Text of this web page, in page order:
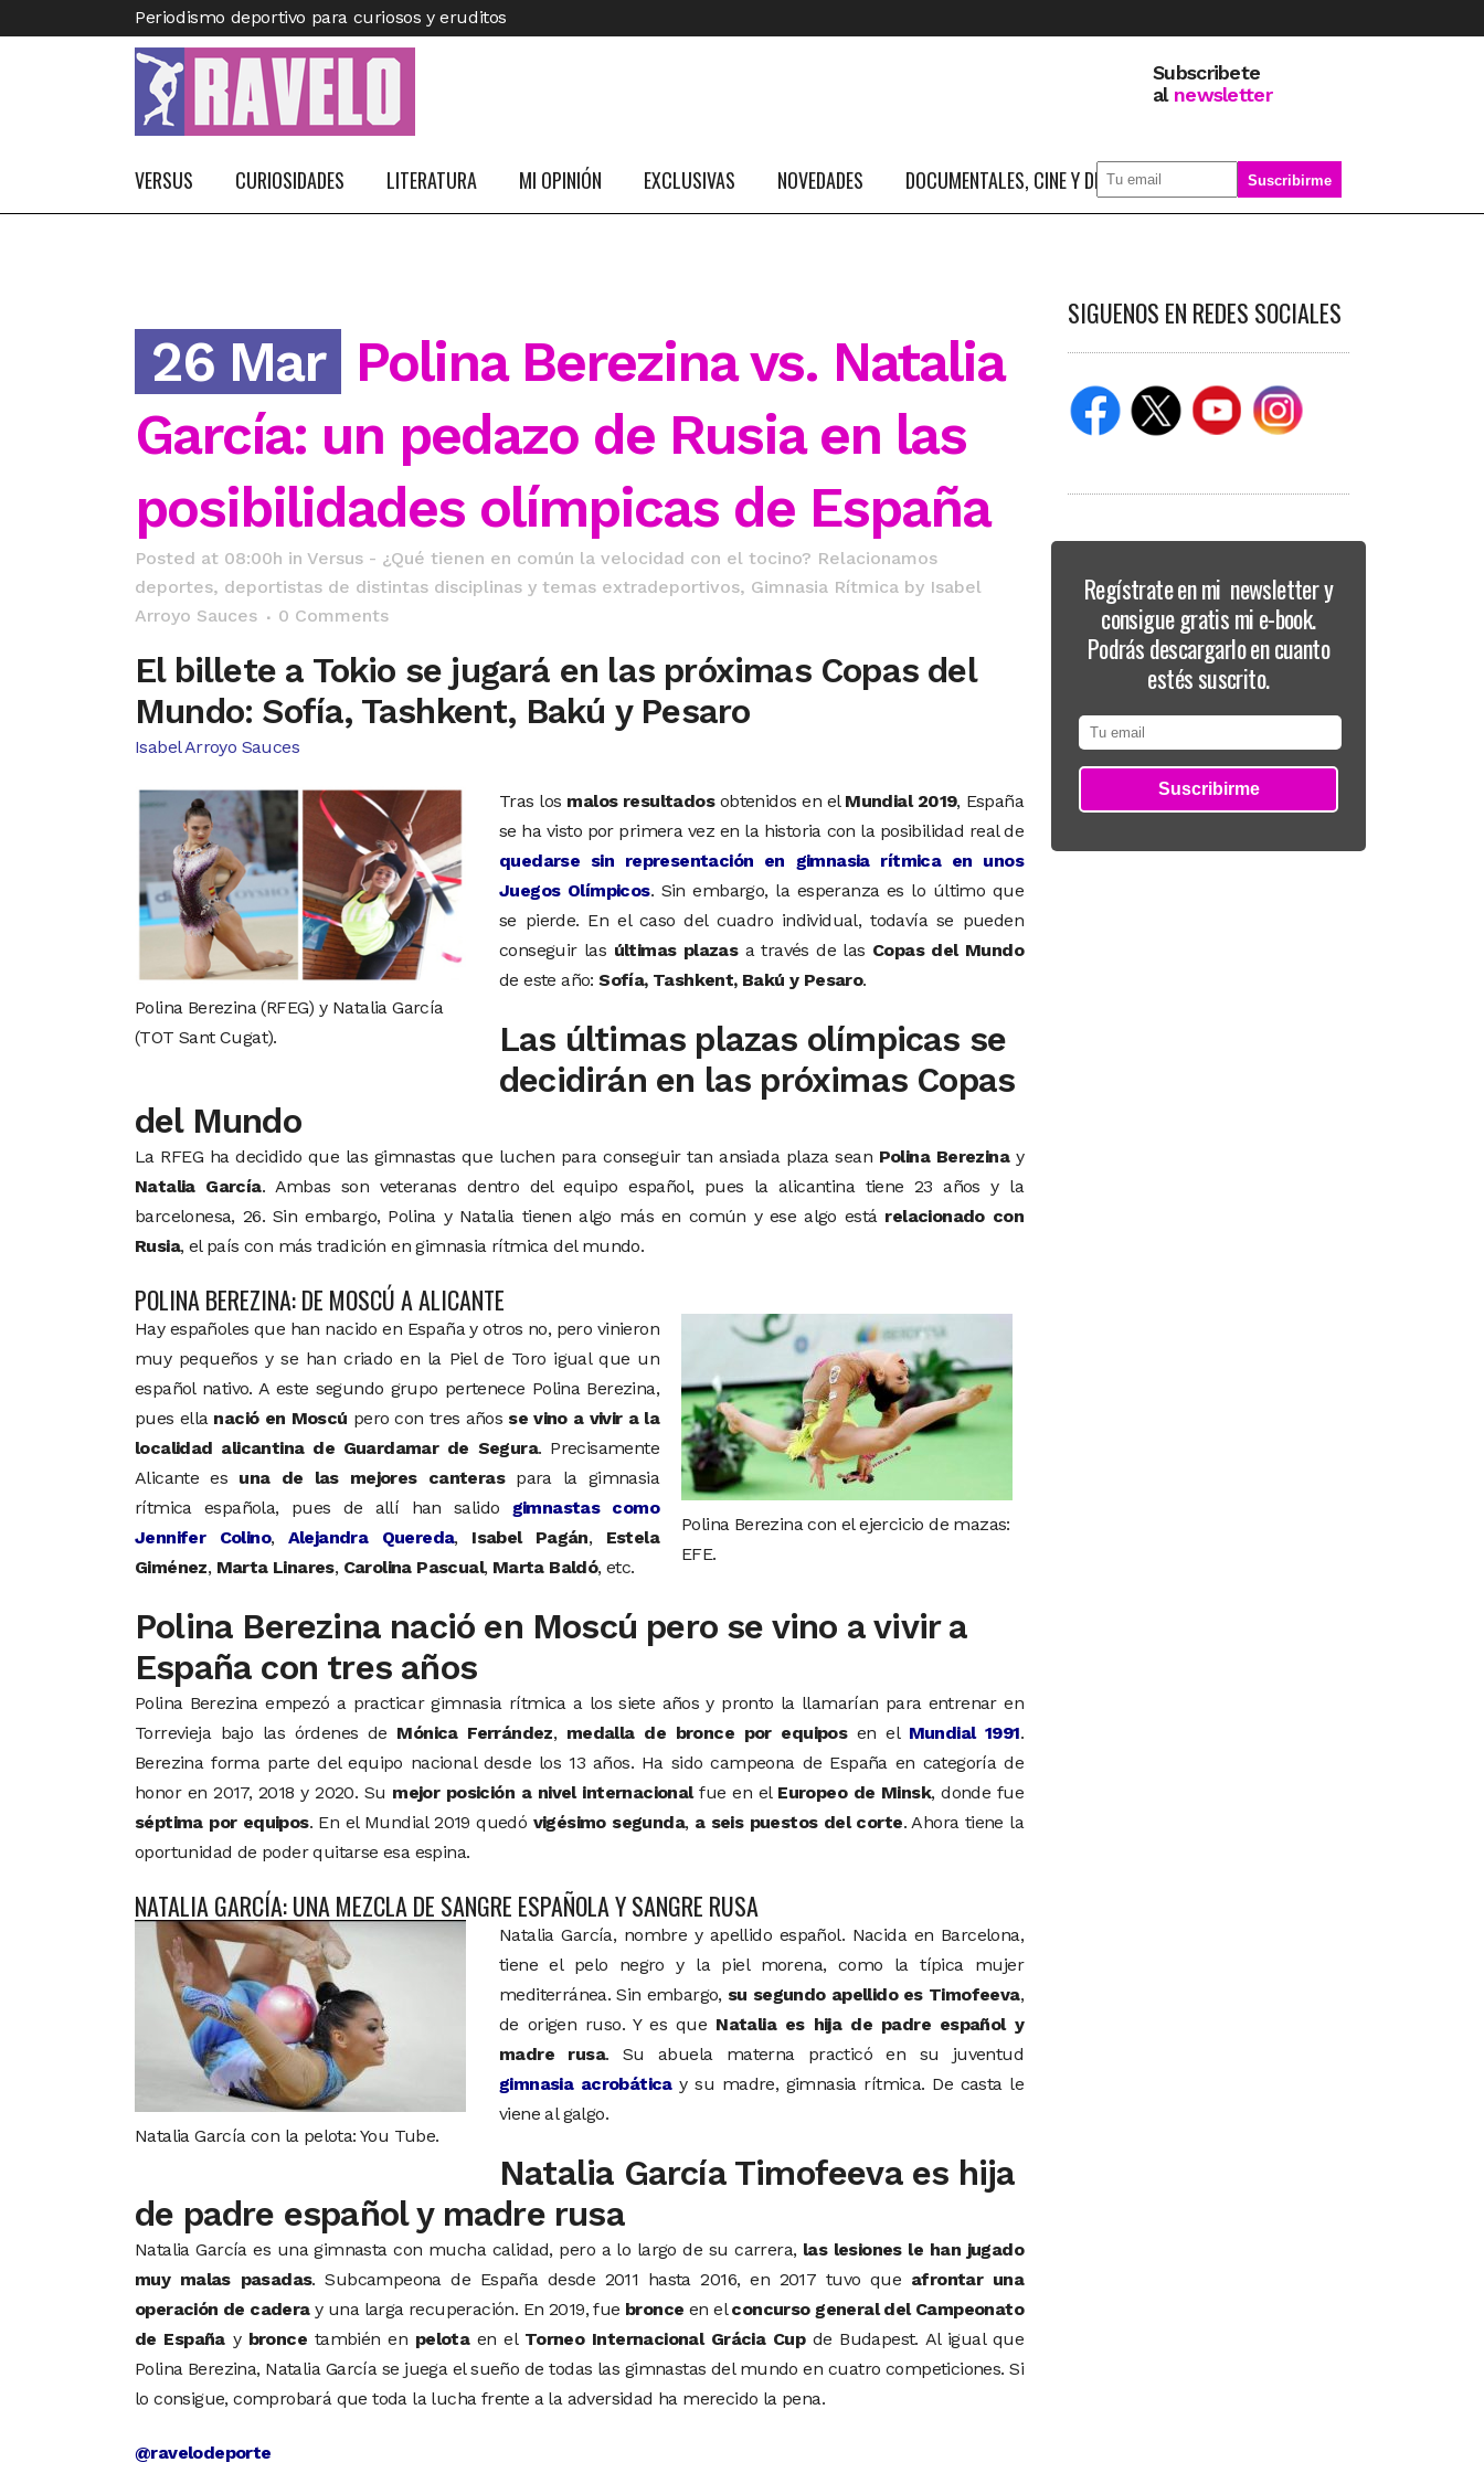
Periodismo deportivo para curiosos y eruditos
Subscribete
al newsletter
VERSUS CURIOSIDADES LITERATURA MI OPINIÓN EXCLUSIVAS NOVEDADES DOCUMENTALES, CINE Y DEPORTE SOBRE MÍ
26 Mar Polina Berezina vs. Natalia
García: un pedazo de Rusia en las
posibilidades olímpicas de España
Posted at 08:00h in Versus - ¿Qué tienen en común la velocidad con el tocino? Relacionamos
deportes, deportistas de distintas disciplinas y temas extradeportivos, Gimnasia Rítmica by Isabel
Arroyo Sauces
0 Comments
El billete a Tokio se jugará en las próximas Copas del
Mundo: Sofía, Tashkent, Bakú y Pesaro
Isabel Arroyo Sauces
Polina Berezina (RFEG) y Natalia García
(TOT Sant Cugat).
Tras los malos resultadosobtenidos en el Mundial 2019, España
se ha visto por primera vez en la historia con la posibilidad real de
quedarse sin representación en gimnasia rítmica en unos
Juegos Olímpicos. Sin embargo, la esperanza es lo último que
se pierde. En el caso del cuadro individual, todavía se pueden
conseguir las últimas plazasa través de las Copas del Mundo
de este año:Sofía, Tashkent, Bakú y Pesaro.
Las últimas plazas olímpicas se
decidirán en las próximas Copas
del Mundo
La RFEG ha decidido que las gimnastas que luchen para conseguir tan ansiada plaza sean Polina Berezinay
Natalia García. Ambas son veteranas dentro del equipo español, pues la alicantina tiene 23 años y la
barcelonesa, 26. Sin embargo, Polina y Natalia tienen algo más en común y ese algo está relacionado con
Rusia, el país con más tradición en gimnasia rítmica del mundo.
POLINA BEREZINA: DE MOSCÚ A ALICANTE
Polina Berezina con el ejercicio de mazas:
EFE.
Hay españoles que han nacido en España y otros no, pero vinieron
muy pequeños y se han criado en la Piel de Toro igual que un
español nativo. A este segundo grupo pertenece Polina Berezina,
pues ella nació en Moscú pero con tres años se vino a vivir a la
localidad alicantina de Guardamar de Segura. Precisamente
Alicante es una de las mejores canteraspara la gimnasia
rítmica española, pues de allí han salido gimnastas como
Jennifer Colino, Alejandra Quereda, Isabel Pagán, Estela
Giménez, Marta Linares, Carolina Pascual, Marta Baldó, etc.
Polina Berezina nació en Moscú pero se vino a vivir a
España con tres años
Polina Berezina empezó a practicar gimnasia rítmica a los siete años y pronto la llamarían para entrenar en
Torrevieja bajo las órdenes de Mónica Ferrández, medalla de bronce por equiposen el Mundial 1991.
Berezina forma parte del equipo nacional desde los 13 años. Ha sido campeona de España en categoría de
honor en 2017, 2018 y 2020. Su mejor posición a nivel internacionalfue en el Europeo de Minsk, donde fue
séptima por equipos. En el Mundial 2019 quedó vigésimo segunda, a seis puestos del corte. Ahora tiene la
oportunidad de poder quitarse esa espina.
NATALIA GARCÍA: UNA MEZCLA DE SANGRE ESPAÑOLA Y SANGRE RUSA
Natalia García con la pelota: You Tube.
Natalia García, nombre y apellido español. Nacida en Barcelona,
tiene el pelo negro y la piel morena, como la típica mujer
mediterránea. Sin embargo, su segundo apellido es Timofeeva,
de origen ruso. Y es que Natalia es hija de padre español y
madre rusa. Su abuela materna practicó en su juventud
gimnasia acrobáticay su madre, gimnasia rítmica. De casta le
viene al galgo.
Natalia García Timofeeva es hija
de padre español y madre rusa
Natalia García es una gimnasta con mucha calidad, pero a lo largo de su carrera,las lesiones le han jugado
muy malas pasadas. Subcampeona de España desde 2011 hasta 2016, en 2017 tuvo que afrontar una
operación de caderay una larga recuperación. En 2019, fue bronce en elconcurso general del Campeonato
de Españay bronce también en pelotaen el Torneo Internacional Grácia Cupde Budapest. Al igual que
Polina Berezina, Natalia García se juega el sueño de todas las gimnastas del mundo en cuatro competiciones. Si
lo consigue, comprobará que toda la lucha frente a la adversidad ha merecido la pena.
@ravelodeporte
SIGUENOS EN REDES SOCIALES
Regístrate en mi newsletter y
consigue gratis mi e-book.
Podrás descargarlo en cuanto
estés suscrito.